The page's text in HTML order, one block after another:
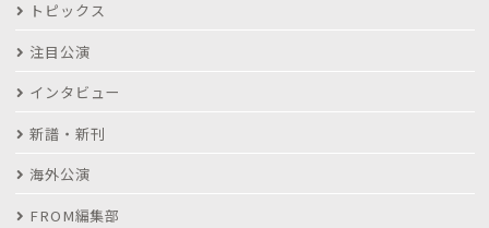
トピックス
注目公演
インタビュー
新譜・新刊
海外公演
FROM編集部